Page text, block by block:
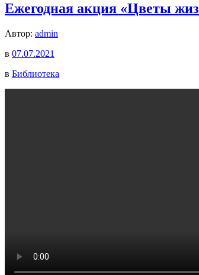
Ежегодная акция «Цветы
Автор: admin
в 07.07.2021
в Библиотека